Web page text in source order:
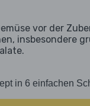
vor der
insbesondere
in 6 einfachen